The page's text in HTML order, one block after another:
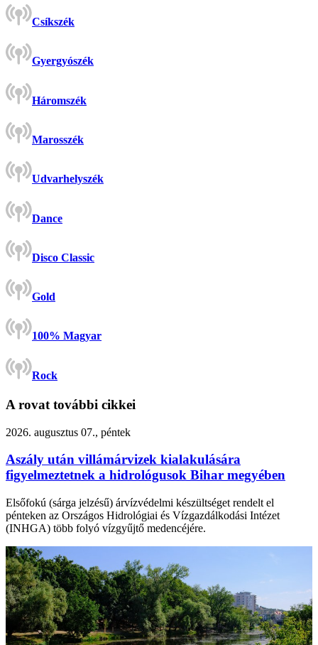
Csíkszék
Gyergyószék
Háromszék
Marosszék
Udvarhelyszék
Dance
Disco Classic
Gold
100% Magyar
Rock
A rovat további cikkei
2026. augusztus 07., péntek
Aszály után villámárvizek kialakulására
figyelmeztetnek a hidrológusok Bihar megyében
Elsőfokú (sárga jelzésű) árvízvédelmi készültséget rendelt el
pénteken az Országos Hidrológiai és Vízgazdálkodási Intézet
(INHGA) több folyó vízgyűjtő medencéjére.